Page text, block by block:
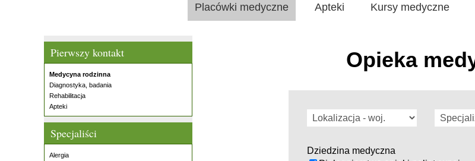
Placówki medyczne Apteki Kursy medyczne
Pierwszy kontakt
Medycyna rodzinna
Diagnostyka, badania
Rehabilitacja
Apteki
Specjaliści
Alergia
Opieka
Dziedzina medyczna